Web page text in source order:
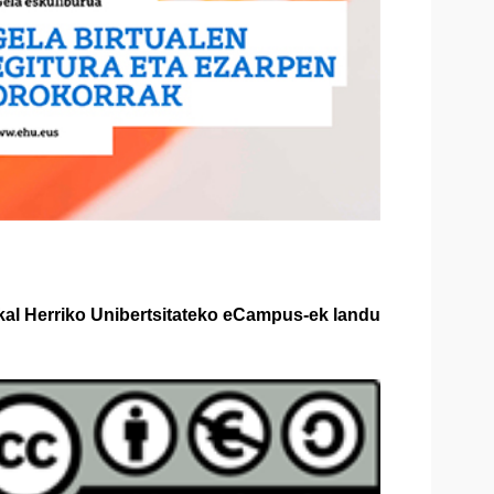
Herriko Unibertsitateko eCampus-ek landu